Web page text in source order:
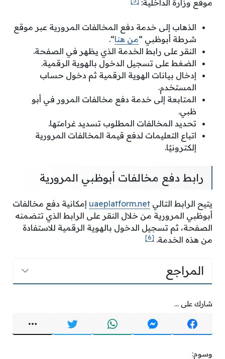
موقع وزارة الداخلية:
الذهاب إلى خدمة دفع المخالفات المرورية عبر موقع
شرطة أبوظبي “من هنا“.
النقر على رابط الخدمة الذي يظهر في الصفحة.
الضغط على تسجيل الدخول بالهوية الرقمية.
إدخال بيانات الهوية الرقمية ثم دخول حساب
المستخدم.
المتابعة إلى خدمة دفع مخالفات المرور في أبو
ظبي.
تحديد المخالفات المطلوب تسديد غرامتها.
اتباع التعليمات لدفع قيمة المخالفات المرورية
إلكترونيًا.
رابط دفع مخالفات أبوظبي المرورية
يتيح الرابط التالي uaeplatform.net إمكانية دفع مخالفات
أبوظبي المرورية من خلال النقر على الرابط الذي تتضمنه
الصفحة، ثم تسجيل الدخول بالهوية الرقمية للاستفادة
من هذه الخدمة. [6]
المراجع
شارك على ...
وسوم: